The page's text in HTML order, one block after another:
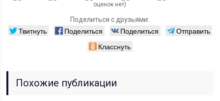
оценок нет)
Поделиться с друзьями:
Твитнуть Поделиться Поделиться
Отправить
Класснуть
Похожие публикации